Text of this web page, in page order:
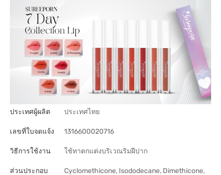
ประเทศผู้ผลิต ประเทศไทย
เลขที่ใบจดแจ้ง 1316600020716
วิธีการใช้งาน ใช้ทาตกแต่งบริเวณริมฝีปาก
ส่วนประกอบ Cyclomethicone, Isododecane, Dimethicone,